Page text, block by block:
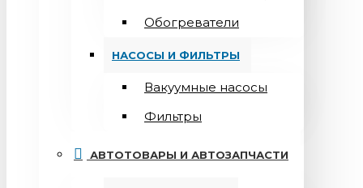
Обогреватели
НАСОСЫ И ФИЛЬТРЫ
Вакуумные насосы
Фильтры
АВТОТОВАРЫ И АВТОЗАПЧАСТИ